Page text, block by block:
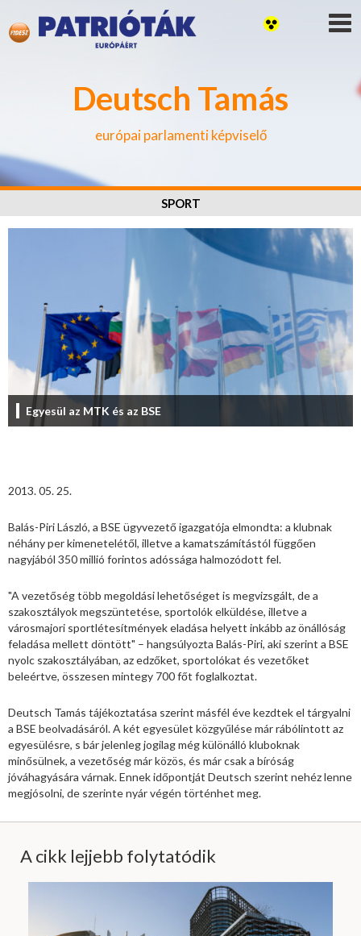
Deutsch Tamás
európai parlamenti képviselő
SPORT
Egyesül az MTK és az BSE
2013. 05. 25.
Balás-Piri László, a BSE ügyvezető igazgatója elmondta: a klubnak
néhány per kimenetelétől, illetve a kamatszámítástól függően
nagyjából 350 millió forintos adóssága halmozódott fel.
"A vezetőség több megoldási lehetőséget is megvizsgált, de a
szakosztályok megszüntetése, sportolók elküldése, illetve a
városmajori sportlétesítmények eladása helyett inkább az önállóság
feladása mellett döntött" – hangsúlyozta Balás-Piri, aki szerint a BSE
nyolc szakosztályában, az edzőket, sportolókat és vezetőket
beleértve, összesen mintegy 700 főt foglalkoztat.
Deutsch Tamás tájékoztatása szerint másfél éve kezdtek el tárgyalni
a BSE beolvadásáról. A két egyesület közgyűlése már rábólintott az
egyesülésre, s bár jelenleg jogilag még különálló kluboknak
minősülnek, a vezetőség már közös, és már csak a bíróság
jóváhagyására várnak. Ennek időpontját Deutsch szerint nehéz lenne
megjósolni, de szerinte nyár végén történhet meg.
A cikk lejjebb folytatódik